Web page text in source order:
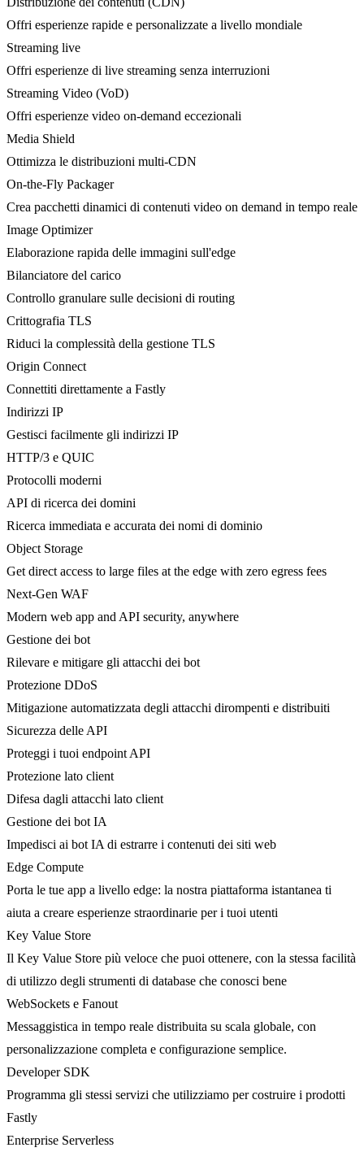
Offri esperienze rapide e personalizzate a livello mondiale
Streaming live
Offri esperienze di live streaming senza interruzioni
Streaming Video (VoD)
Offri esperienze video on-demand eccezionali
Media Shield
Ottimizza le distribuzioni multi-CDN
On-the-Fly Packager
Crea pacchetti dinamici di contenuti video on demand in tempo reale
Image Optimizer
Elaborazione rapida delle immagini sull'edge
Bilanciatore del carico
Controllo granulare sulle decisioni di routing
Crittografia TLS
Riduci la complessità della gestione TLS
Origin Connect
Connettiti direttamente a Fastly
Indirizzi IP
Gestisci facilmente gli indirizzi IP
HTTP/3 e QUIC
Protocolli moderni
API di ricerca dei domini
Ricerca immediata e accurata dei nomi di dominio
Object Storage
Get direct access to large files at the edge with zero egress fees
Next-Gen WAF
Modern web app and API security, anywhere
Gestione dei bot
Rilevare e mitigare gli attacchi dei bot
Protezione DDoS
Mitigazione automatizzata degli attacchi dirompenti e distribuiti
Sicurezza delle API
Proteggi i tuoi endpoint API
Protezione lato client
Difesa dagli attacchi lato client
Gestione dei bot IA
Impedisci ai bot IA di estrarre i contenuti dei siti web
Edge Compute
Porta le tue app a livello edge: la nostra piattaforma istantanea ti
aiuta a creare esperienze straordinarie per i tuoi utenti
Key Value Store
Il Key Value Store più veloce che puoi ottenere, con la stessa facilità
di utilizzo degli strumenti di database che conosci bene
WebSockets e Fanout
Messaggistica in tempo reale distribuita su scala globale, con
personalizzazione completa e configurazione semplice.
Developer SDK
Programma gli stessi servizi che utilizziamo per costruire i prodotti
Fastly
Enterprise Serverless